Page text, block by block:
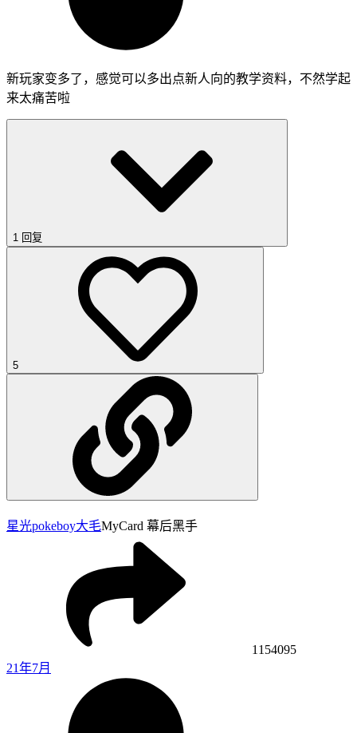
新玩家变多了，感觉可以多出点新人向的教学资料，不然学起
来太痛苦啦
1 回复
5
星光pokeboy大毛MyCard 幕后黑手
1154095
21年7月